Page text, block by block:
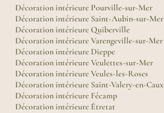
Décoration intérieure Pourville-sur-Mer
Décoration intérieure Saint-Aubin-sur-Mer
Décoration intérieure Quiberville
Décoration intérieure Varengeville-sur-Mer
Décoration intérieure Dieppe
Décoration intérieure Veulettes-sur-Mer
Décoration intérieure Veules-les-Roses
Décoration intérieure Saint-Valery-en-Caux
Décoration intérieure Fécamp
Décoration intérieure Étretat